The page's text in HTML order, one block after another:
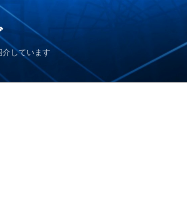
しています